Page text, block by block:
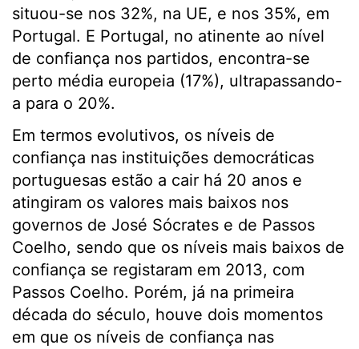
situou-se nos 32%, na UE, e nos 35%, em
Portugal. E Portugal, no atinente ao nível
de confiança nos partidos, encontra-se
perto média europeia (17%), ultrapassando-
a para o 20%.
Em termos evolutivos, os níveis de
confiança nas instituições democráticas
portuguesas estão a cair há 20 anos e
atingiram os valores mais baixos nos
governos de José Sócrates e de Passos
Coelho, sendo que os níveis mais baixos de
confiança se registaram em 2013, com
Passos Coelho. Porém, já na primeira
década do século, houve dois momentos
em que os níveis de confiança nas